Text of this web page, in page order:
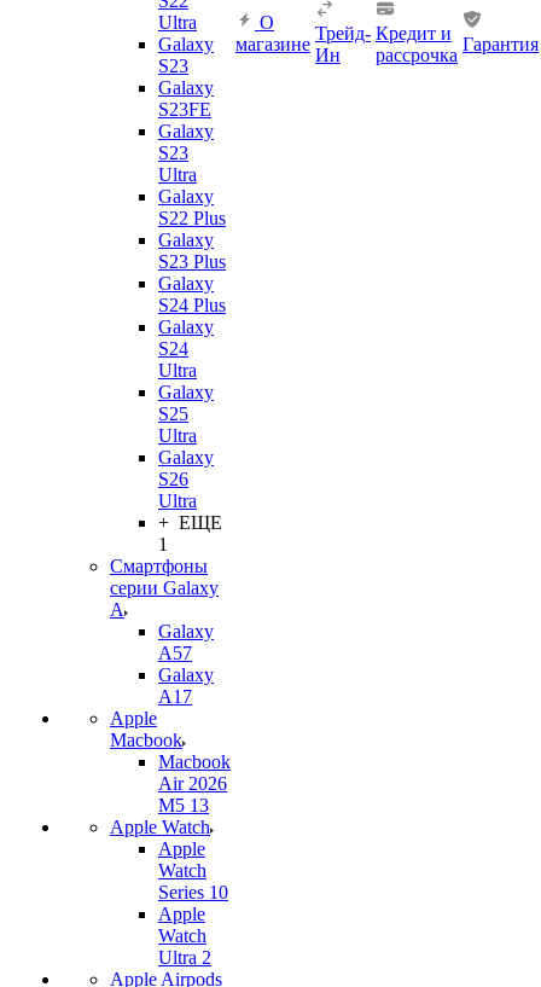
Ultra
Galaxy
S23
Galaxy
S23FE
Galaxy
S23
Ultra
Galaxy
S22 Plus
Galaxy
S23 Plus
Galaxy
S24 Plus
Galaxy
S24
Ultra
Galaxy
S25
Ultra
Galaxy
S26
Ultra
+ ЕЩЕ
1
Смартфоны
серии Galaxy
A
Galaxy
A57
Galaxy
A17
Apple
Macbook
Macbook
Air 2026
M5 13
Apple Watch
Apple
Watch
Series 10
Apple
Watch
Ultra 2
Apple Airpods
О
магазине
Трейд-
Ин
Кредит и
рассрочка
Гарантия